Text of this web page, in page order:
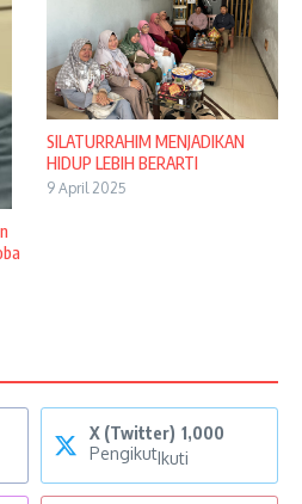
SILATURRAHIM MENJADIKAN
HIDUP LEBIH BERARTI
9 April 2025
X (Twitter) 1,000
PengikutIkuti